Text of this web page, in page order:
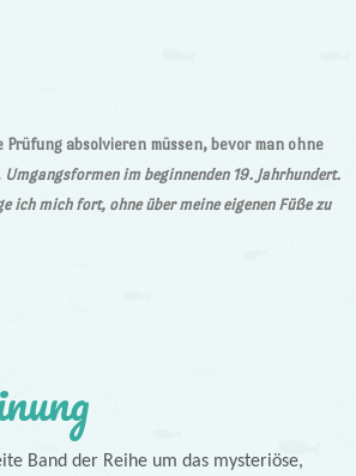
absolvieren müssen, bevor man ohne
Umgangsformen im beginnenden 19. Jahrhundert.
ich mich fort, ohne über meine eigenen Füße zu
Band der Reihe um das mysteriöse,